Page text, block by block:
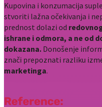
Kupovina i konzumacija
stvoriti lažna očekivanja i
prednost dolazi od
ishrane i odmora, a ne od
dokazana. Donošenje
znači prepoznati razliku
marketinga.
Reference: